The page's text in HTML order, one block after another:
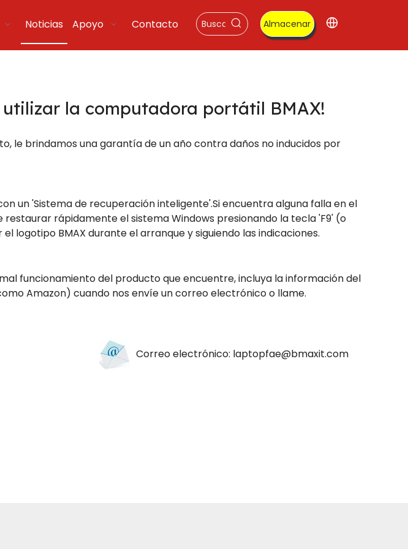
Noticias Apoyo Contacto Almacenar
utilizar la computadora portátil BMAX!
le brindamos una garantía de un año contra daños no inducidos por
un 'Sistema de recuperación inteligente'.Si encuentra alguna falla en el
restaurar rápidamente el sistema Windows presionando la tecla 'F9' (o
logotipo BMAX durante el arranque y siguiendo las indicaciones.
funcionamiento del producto que encuentre, incluya la información del
Amazon) cuando nos envíe un correo electrónico o llame.
Correo electrónico: laptopfae@bmaxit.com